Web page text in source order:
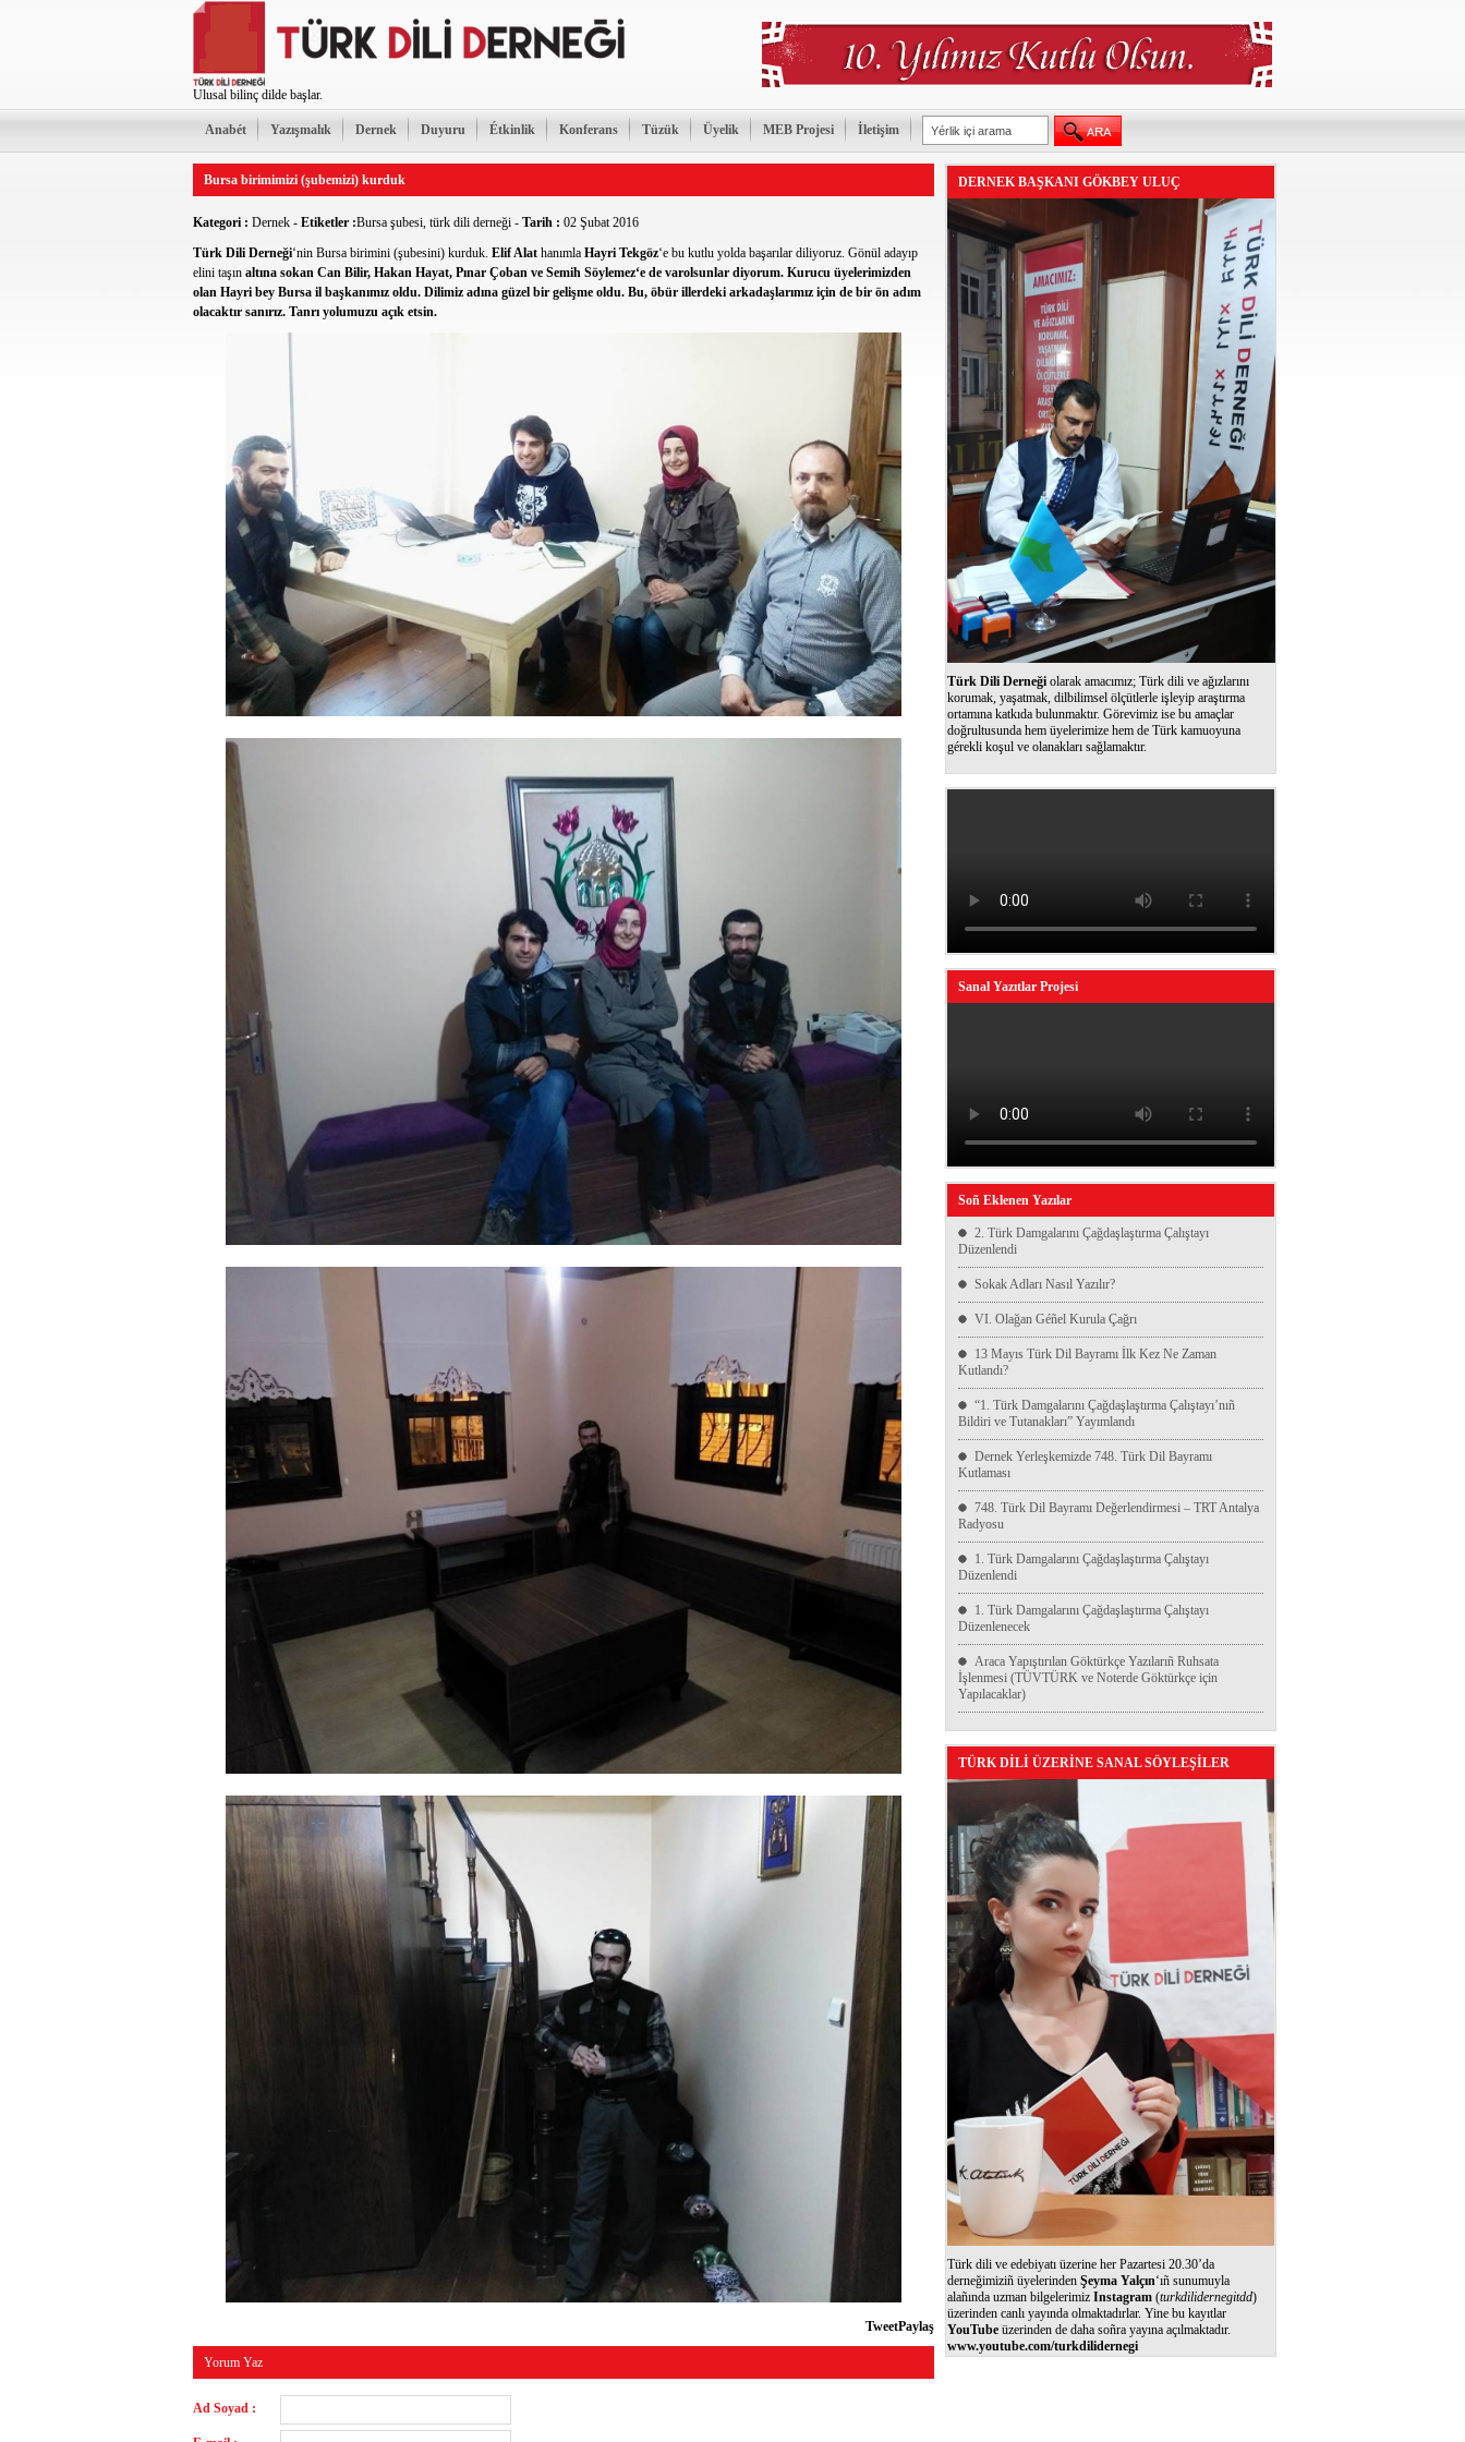
Ulusal bilinç dilde başlar.
Anabét Yazışmalık Dernek Duyuru Étkinlik Konferans Tüzük Üyelik MEB Projesi İletişim
Bursa birimimizi (şubemizi) kurduk
Kategori : Dernek - Etiketler :Bursa şubesi, türk dili derneği - Tarih : 02 Şubat 2016
Türk Dili Derneği‘nin Bursa birimini (şubesini) kurduk. Elif Alat hanımla Hayri Tekgöz‘e bu kutlu yolda başarılar diliyoruz. Gönül adayıp
elini taşın altına sokan Can Bilir, Hakan Hayat, Pınar Çoban ve Semih Söylemez‘e de varolsunlar diyorum. Kurucu üyelerimizden
olan Hayri bey Bursa il başkanımız oldu. Dilimiz adına güzel bir gelişme oldu. Bu, öbür illerdeki arkadaşlarımız için de bir ön adım
olacaktır sanırız. Tanrı yolumuzu açık etsin.
Paylaş
Tweet
Yorum Yaz
Ad Soyad :
DERNEK BAŞKANI GÖKBEY ULUÇ
Türk Dili Derneği olarak amacımız; Türk dili ve ağızlarını
korumak, yaşatmak, dilbilimsel ölçütlerle işleyip araştırma
ortamına katkıda bulunmaktır. Görevimiz ise bu amaçlar
doğrultusunda hem üyelerimize hem de Türk kamuoyuna
gérekli koşul ve olanakları sağlamaktır.
Sanal Yazıtlar Projesi
Soñ Eklenen Yazılar
2. Türk Damgalarını Çağdaşlaştırma Çalıştayı
Düzenlendi
Sokak Adları Nasıl Yazılır?
VI. Olağan Géñel Kurula Çağrı
13 Mayıs Türk Dil Bayramı İlk Kez Ne Zaman
Kutlandı?
“1. Türk Damgalarını Çağdaşlaştırma Çalıştayı’nıñ
Bildiri ve Tutanakları” Yayımlandı
Dernek Yerleşkemizde 748. Türk Dil Bayramı
Kutlaması
748. Türk Dil Bayramı Değerlendirmesi – TRT Antalya
Radyosu
1. Türk Damgalarını Çağdaşlaştırma Çalıştayı
Düzenlendi
1. Türk Damgalarını Çağdaşlaştırma Çalıştayı
Düzenlenecek
Araca Yapıştırılan Göktürkçe Yazılarıñ Ruhsata
İşlenmesi (TÜVTÜRK ve Noterde Göktürkçe için
Yapılacaklar)
TÜRK DİLİ ÜZERİNE SANAL SÖYLEŞİLER
Türk dili ve edebiyatı üzerine her Pazartesi 20.30’da
derneğimiziñ üyelerinden Şeyma Yalçın‘ıñ sunumuyla
alañında uzman bilgelerimiz Instagram (turkdilidernegitdd)
üzerinden canlı yayında olmaktadırlar. Yine bu kayıtlar
YouTube üzerinden de daha soñra yayına açılmaktadır.
www.youtube.com/turkdilidernegi